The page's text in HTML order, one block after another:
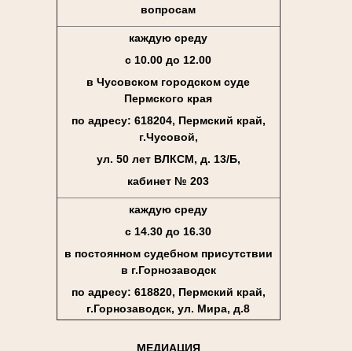
вопросам
каждую среду
с 10.00 до 12.00
в Чусовском городском суде
Пермского края
по адресу: 618204, Пермский край,
г.Чусовой,
ул. 50 лет ВЛКСМ, д. 13/Б,
кабинет № 203
каждую среду
с 14.30 до 16.30
в постоянном судебном присутствии
в г.Горнозаводск
по адресу: 618820, Пермский край,
г.Горнозаводск, ул. Мира, д.8
МЕДИАЦИЯ